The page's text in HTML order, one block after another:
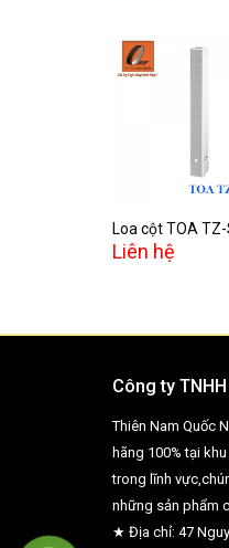
Loa cột TOA
Liên hệ
Công ty
Thiên Nam Quốc
hãng 100% tại
trong lĩnh
những sản phẩm
★ Địa chỉ: 47